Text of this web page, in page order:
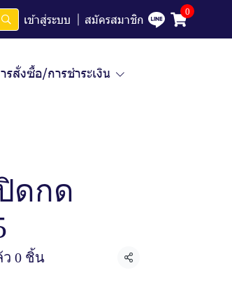
เข้าสู่ระบบ สมัครสมาชิก
0
รสั่งซื้อ/การชำระเงิน
ดกด
0 ชิ้น แชร์